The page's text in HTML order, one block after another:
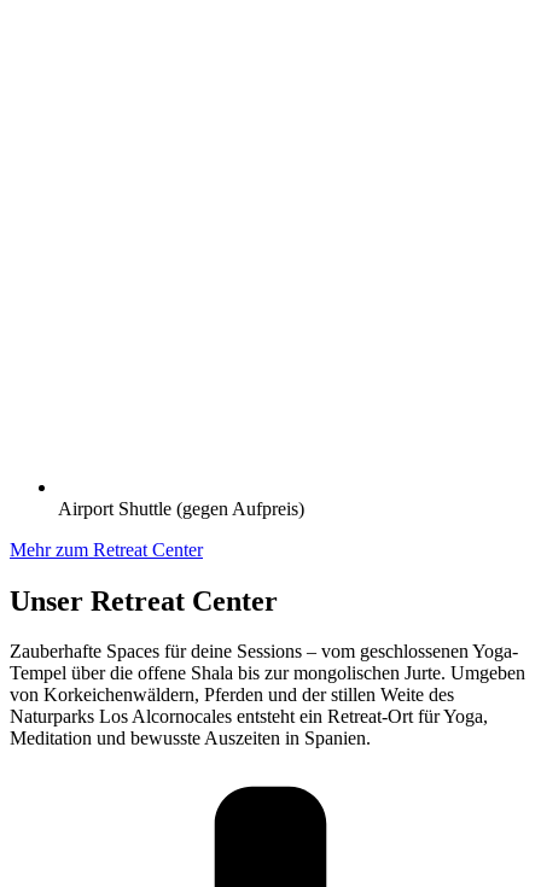
Airport Shuttle (gegen Aufpreis)
Mehr zum Retreat Center
Unser Retreat Center
Zauberhafte Spaces für deine Sessions – vom geschlossenen Yoga-
Tempel über die offene Shala bis zur mongolischen Jurte. Umgeben
von Korkeichenwäldern, Pferden und der stillen Weite des
Naturparks Los Alcornocales entsteht ein Retreat-Ort für Yoga,
Meditation und bewusste Auszeiten in Spanien.